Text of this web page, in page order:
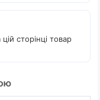
сторінці товар